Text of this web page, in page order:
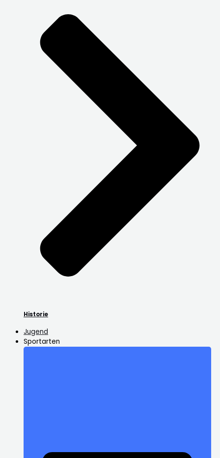
Historie
Jugend
Sportarten